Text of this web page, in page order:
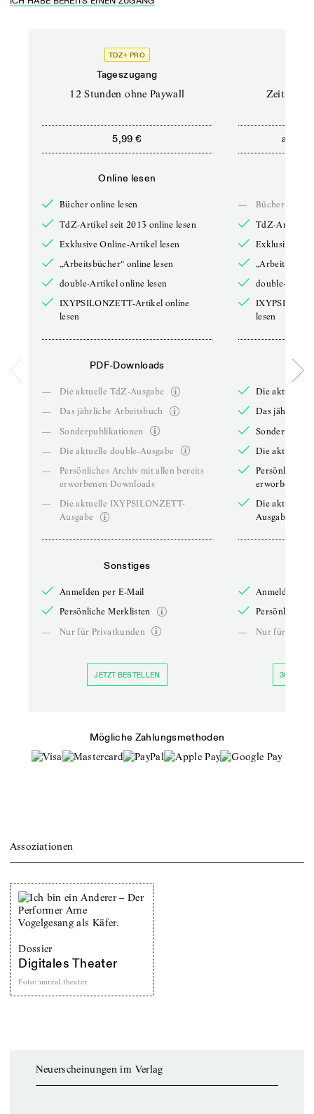
TDZ+ PRO
Tageszugang
12 Stunden ohne Paywall
5,99 €
Online lesen
Bücher online lesen
TdZ-Artikel seit 2013 online lesen
Exklusive Online-Artikel lesen
„Arbeitsbücher“ online lesen
double-Artikel online lesen
IXYPSILONZETT-Artikel online
lesen
PDF-Downloads
—
Die aktuelle TdZ-Ausgabe
—
Das jährliche Arbeitsbuch
—
Sonderpublikationen
—
Die aktuelle double-Ausgabe
—
Persönliches Archiv mit allen bereits
erworbenen Downloads
—
Die aktuelle IXYPSILONZETT-
Ausgabe
Sonstiges
Anmelden per E-Mail
Persönliche Merklisten
—
Nur für Privatkunden
JETZT BESTELLEN
ab
—
Bücher online
TdZ-Artikel
Exklusive
double-
lesen
Die aktuelle
Das jährliche
Die aktuelle
Persönliches
erworbenen
Die aktuelle
Ausgabe
Anmelden
Persönliche
—
Nur für
30 TAGE
Mögliche Zahlungsmethoden
Assoziationen
Dossier
Digitales Theater
Foto: unreal.theater
Neuerscheinungen im Verlag